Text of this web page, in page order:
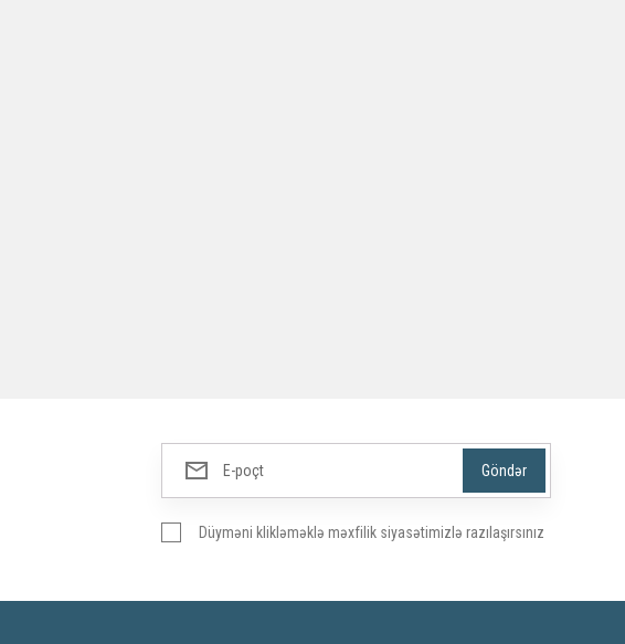
Düyməni klikləməklə məxfilik siyasətimizlə razılaşırsınız